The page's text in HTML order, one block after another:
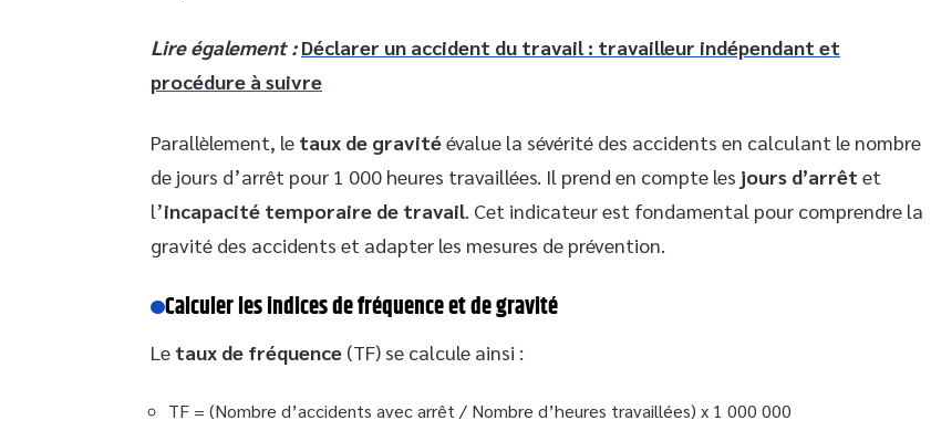
Lire également : Déclarer un accident du travail : travailleur indépendant et
procédure à suivre
Parallèlement, le taux de gravitéévalue la sévérité des accidents en calculant le nombre
de jours d’arrêt pour 1 000 heures travaillées. Il prend en compte les jours d’arrêt et
l’incapacité temporaire de travail. Cet indicateur est fondamental pour comprendre la
gravité des accidents et adapter les mesures de prévention.
Calculer les indices de fréquence et de gravité
Le taux de fréquence (TF) se calcule ainsi :
TF = (Nombre d’accidents avec arrêt / Nombre d’heures travaillées) x 1 000 000